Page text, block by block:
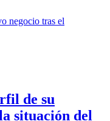
de su
situación del